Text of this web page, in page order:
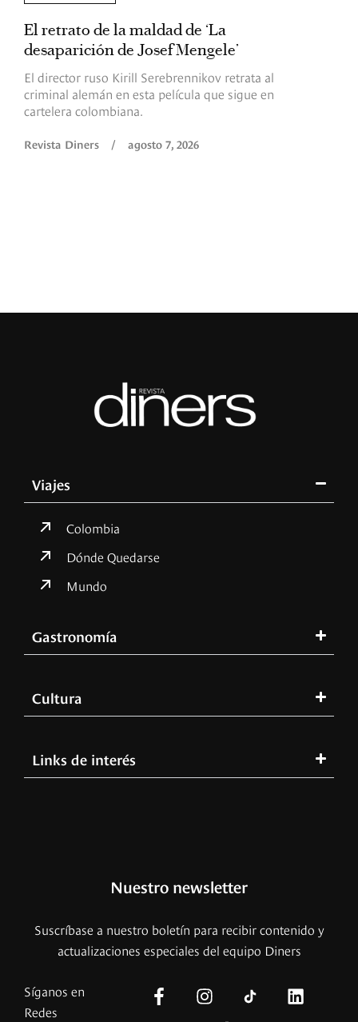
El retrato de la maldad de ‘La
desaparición de Josef Mengele’
El director ruso Kirill Serebrennikov retrata al
criminal alemán en esta película que sigue en
cartelera colombiana.
Revista Diners / agosto 7, 2026
Viajes
Colombia
Dónde Quedarse
Mundo
Gastronomía
Cultura
Links de interés
Nuestro newsletter
Suscríbase a nuestro boletín para recibir contenido y
actualizaciones especiales del equipo Diners
Síganos en
Redes